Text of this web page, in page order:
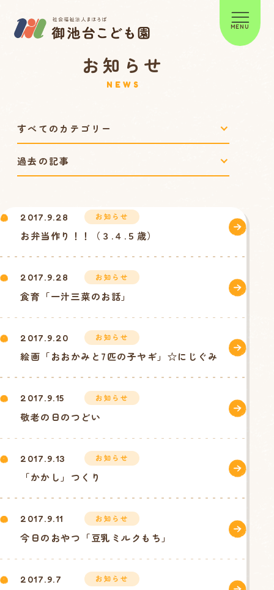
MENU
お知らせ
NEWS
2017.9.28 お知らせ
お弁当作り！！（３.４.５歳）
2017.9.28 お知らせ
食育「一汁三菜のお話」
2017.9.20 お知らせ
絵画「おおかみと7匹の子ヤギ」☆にじぐみ
2017.9.15 お知らせ
敬老の日のつどい
2017.9.13 お知らせ
「かかし」つくり
2017.9.11 お知らせ
今日のおやつ「豆乳ミルクもち」
2017.9.7 お知らせ